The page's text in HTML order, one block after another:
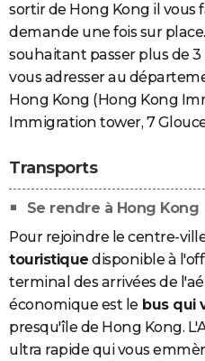
sortir de Hong Kong il vous
demande une fois sur
souhaitant passer plus de 3
vous adresser au
Hong Kong (Hong Kong
Immigration tower, 7
Transports
Se rendre à Hong Kong
Pour rejoindre le centre-
touristique disponible à
terminal des arrivées de
économique est le bus qui
presqu'île de Hong Kong.
ultra rapide qui vous